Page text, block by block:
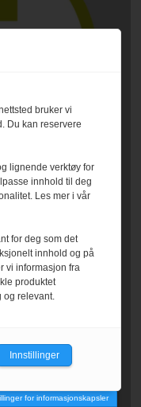
for informasjonskapsler
bruker vi
Du kan reservere
lignende verktøy for
innhold til deg
Les mer i vår
for deg som det
innhold og på
vi informasjon fra
produktet
og relevant.
Innstillinger